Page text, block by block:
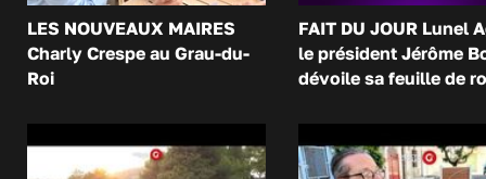
LES NOUVEAUX MAIRES
Charly Crespe au Grau-du-
Roi
FAIT DU JOUR Lunel
le président Jérôme
dévoile sa feuille de